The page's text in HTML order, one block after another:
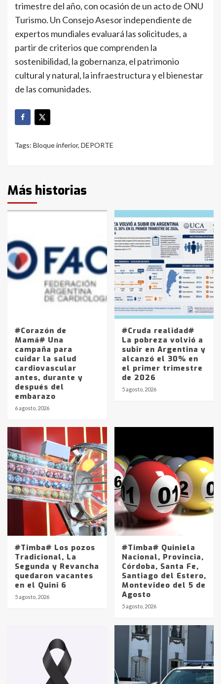
trimestre del año, con ocasión de un acto de ONU
Turismo. Un Consejo Asesor independiente de
expertos mundiales evaluará las solicitudes, a
partir de criterios que comprenden la
sostenibilidad, la gobernanza, el patrimonio
cultural y natural, la infraestructura y el bienestar
de las comunidades.
Tags: Bloque inferior, DEPORTE
Más historias
#Corazón de
Mamá# Una
campaña para
cuidar la salud
cardiovascular
antes, durante y
después del
embarazo
6 agosto, 2026
#Cruda realidad#
La pobreza volvió a
subir en Argentina y
alcanzó el 30% en
el primer trimestre
de 2026
5 agosto, 2026
#Timba# Los pozos
Tradicional, La
Segunda y Revancha
quedaron vacantes
en el Quini 6
5 agosto, 2026
#Timba# Quiniela
Nacional, Provincia,
Córdoba, Santa Fe,
Santiago del Estero,
Montevideo del 5 de
Agosto
5 agosto, 2026
Identidad de los adolescentes
pampeanos que fueron
en la mañana del lunes
Accidente en Ruta 5: falleció un
joven de Trenque Lauquen